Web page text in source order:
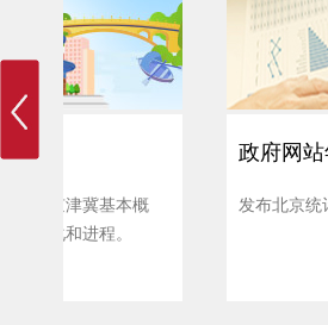
统计信用信息公示
为企业及公众提供诚信